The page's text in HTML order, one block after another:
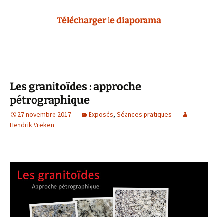
Télécharger le diaporama
Les granitoïdes : approche
pétrographique
27 novembre 2017 Exposés, Séances pratiques
Hendrik Vreken